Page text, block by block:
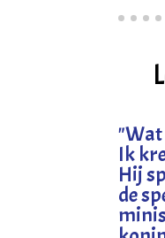
"Wat
Ik
Hij
de